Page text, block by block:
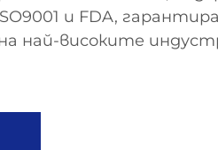
и FDA,
най-високите